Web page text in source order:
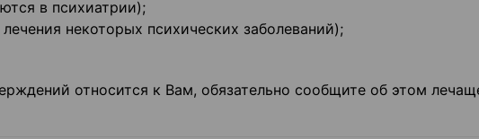
в психиатрии);
некоторых психических заболеваний);
относится к Вам, обязательно сообщите об этом